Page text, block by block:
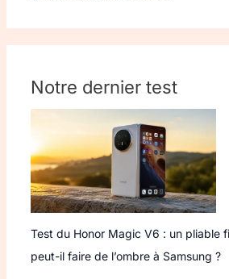
Notre dernier test
Test du Honor Magic V6 : un pliable
peut-il faire de l’ombre à Samsung ?